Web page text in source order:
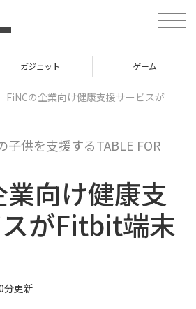
t
o
ガジェット ゲーム
FiNCの企業向け健康支援サービスが
子供を支援するTABLE FOR
業向け健康支
がFitbit端末
分更新